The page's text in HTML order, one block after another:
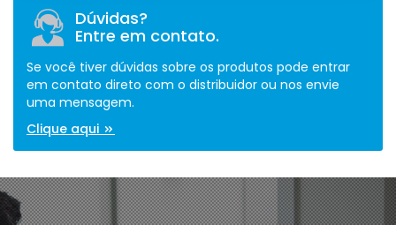
Dúvidas?
Entre em contato.
Se você tiver dúvidas sobre os produtos pode entrar
em contato direto com o distribuidor ou nos envie
uma mensagem.
Clique aqui